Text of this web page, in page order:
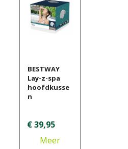
BESTWAY
Lay-z-spa
hoofdkusse
n
€ 39,95
Meer